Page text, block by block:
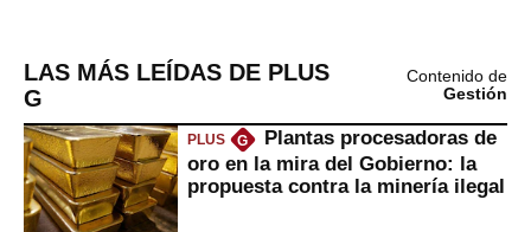
LAS MÁS LEÍDAS DE PLUS
G
Contenido de
Gestión
PLUS G
Plantas procesadoras de
oro en la mira del Gobierno: la
propuesta contra la minería ilegal